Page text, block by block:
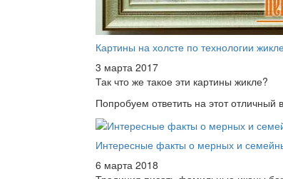
Картины на холсте по технологии
3 марта 2017
Так что же такое эти картины жикле?
Попробуем ответить на этот отличный
Интересные факты о мерных и
6 марта 2018